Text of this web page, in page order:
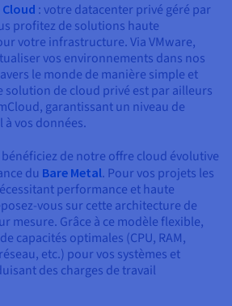
: votre datacenter privé géré par
profitez de solutions haute
votre infrastructure. Via VMware,
vos environnements dans nos
le monde de manière simple et
solution de cloud privé est par ailleurs
garantissant un niveau de
vos données.
bénéficiez de notre offre cloud évolutive
du Bare Metal. Pour vos projets les
performance et haute
vous sur cette architecture de
mesure. Grâce à ce modèle flexible,
capacités optimales (CPU, RAM,
etc.) pour vos systèmes et
des charges de travail